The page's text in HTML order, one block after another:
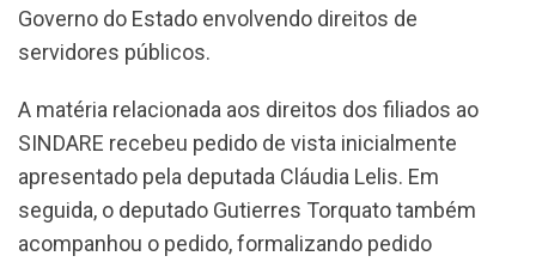
Governo do Estado envolvendo direitos de
servidores públicos.
A matéria relacionada aos direitos dos filiados ao
SINDARE recebeu pedido de vista inicialmente
apresentado pela deputada Cláudia Lelis. Em
seguida, o deputado Gutierres Torquato também
acompanhou o pedido, formalizando pedido